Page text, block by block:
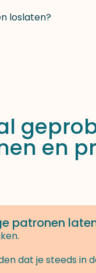
loslaten?
en
patronen
dat je steeds in